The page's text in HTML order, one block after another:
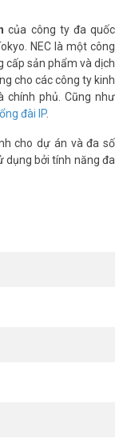
phòng sử dụng như
01 khe cắm card nhớ
khe cắm card VoIP
nối với nguồn Accu dự
thêm cho trung kế và
nhánh).
(Voice mail) từ bên
và tin nhắn lên đến 8
16 kênh trả lời tự
cần nhấc điện thoại,
rất tiện lợi cho việc
chức năng di động
điện thoại kỹ thuật số
an ninh).
của công ty đa quốc
NEC là một công
cấp sản phẩm và dịch
cho các công ty kinh
chính phủ. Cũng như
đài IP.
cho dự án và đa số
dụng bởi tính năng đa